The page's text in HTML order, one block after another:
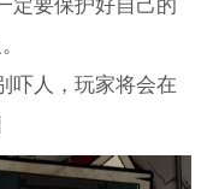
吓人，玩家将会在